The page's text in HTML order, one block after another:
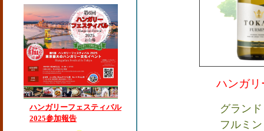
ハンガリーフェスティバル
2025参加報告
ハンガ
グラン
フルミ